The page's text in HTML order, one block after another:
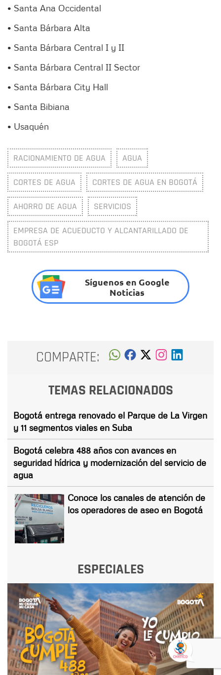
• Santa Ana Occidental
• Santa Bárbara Alta
• Santa Bárbara Central I y II
• Santa Bárbara Central II Sector
• Santa Bárbara City Hall
• Santa Bibiana
• Usaquén
RACIONAMIENTO DE AGUA AGUA
CORTES DE AGUA CORTES DE AGUA EN BOGOTÁ
AHORRO DE AGUA SERVICIOS
EMPRESA DE ACUEDUCTO Y ALCANTARILLADO DE
BOGOTÁ ESP
Síguenos en Google
Noticias
COMPARTE:
TEMAS RELACIONADOS
Bogotá entrega renovado el Parque de La Virgen
y 11 segmentos viales en Suba
Bogotá celebra 488 años con avances en
seguridad hídrica y modernización del servicio de
agua
Conoce los canales de atención de
los operadores de aseo en Bogotá
ESPECIALES